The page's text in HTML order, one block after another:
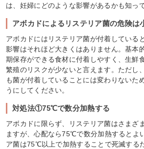
は、妊婦にどのような影響があるかも知っ
アボカドによるリステリア菌の危険は
アボカドにはリステリア菌が付着している
影響はそれほど大きくはありません。基本
期保存ができる食材に付着しやすく、生鮮
繁殖のリスクが少ないと言えます。ただし
も菌が付着していることには変わりないた
うにしてください。
対処法①75℃で数分加熱する
アボカドに限らず、リステリア菌はさまざ
ますが、心配なら75℃で数分加熱するとよ
ア菌は75℃以上で加熱することで死滅する